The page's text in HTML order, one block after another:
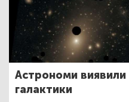
Астрономи виявили
галактики